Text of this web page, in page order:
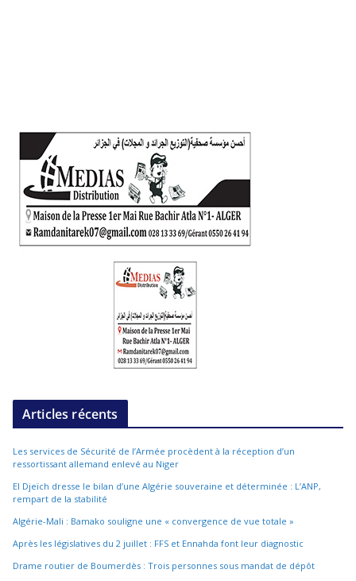
Articles récents
Les services de Sécurité de l’Armée procèdent à la réception d’un
ressortissant allemand enlevé au Niger
El Djeïch dresse le bilan d’une Algérie souveraine et déterminée : L’ANP,
rempart de la stabilité
Algérie-Mali : Bamako souligne une « convergence de vue totale »
Après les législatives du 2 juillet : FFS et Ennahda font leur diagnostic
Drame routier de Boumerdès : Trois personnes sous mandat de dépôt